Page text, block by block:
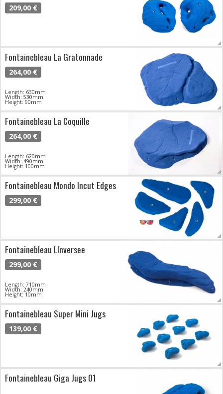
209,00 €
Fontainebleau La Gratonnade
264,00 €
Length: 630mm
Width: 530mm
Height: 90mm
Fontainebleau La Coquille
264,00 €
Length: 620mm
Width: 490mm
Height: 100mm
Fontainebleau Mondo Incut Edges
299,00 €
Fontainebleau Línversee
299,00 €
Length: 710mm
Width: 240mm
Height: 10mm
Fontainebleau Super Mini Jugs
139,00 €
Fontainebleau Giga Jugs 01